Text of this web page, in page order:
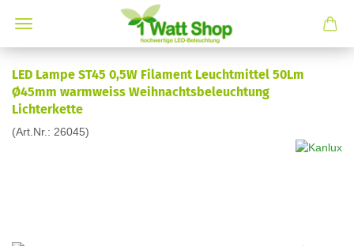
LED Lampe ST45 0,5W Filament Leuchtmittel 50Lm
Ø45mm warmweiss Weihnachtsbeleuchtung
Lichterkette
(Art.Nr.: 26045)